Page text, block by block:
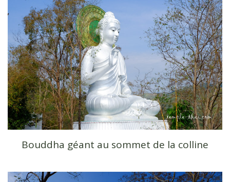
Bouddha géant au sommet de la colline